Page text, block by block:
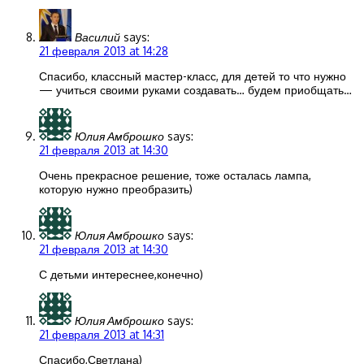
Василий says:
21 февраля 2013 at 14:28
Спасибо, классный мастер-класс, для детей то что нужно
— учиться своими руками создавать… будем приобщать…
Юлия Амброшко says:
21 февраля 2013 at 14:30
Очень прекрасное решение, тоже осталась лампа,
которую нужно преобразить)
Юлия Амброшко says:
21 февраля 2013 at 14:30
С детьми интереснее,конечно)
Юлия Амброшко says:
21 февраля 2013 at 14:31
Спасибо,Светлана)